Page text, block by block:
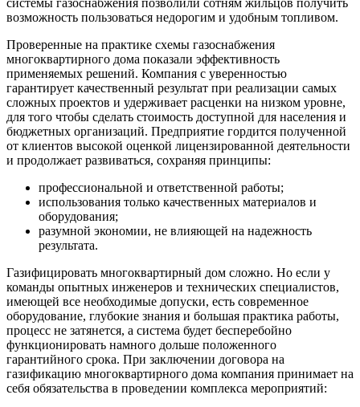
возможность пользоваться недорогим и удобным топливом.
Проверенные на практике схемы газоснабжения
многоквартирного дома показали эффективность
применяемых решений. Компания с уверенностью
гарантирует качественный результат при реализации самых
сложных проектов и удерживает расценки на низком уровне,
для того чтобы сделать стоимость доступной для населения и
бюджетных организаций. Предприятие гордится полученной
от клиентов высокой оценкой лицензированной деятельности
и продолжает развиваться, сохраняя принципы:
профессиональной и ответственной работы;
использования только качественных материалов и
оборудования;
разумной экономии, не влияющей на надежность
результата.
Газифицировать многоквартирный дом сложно. Но если у
команды опытных инженеров и технических специалистов,
имеющей все необходимые допуски, есть современное
оборудование, глубокие знания и большая практика работы,
процесс не затянется, а система будет бесперебойно
функционировать намного дольше положенного
гарантийного срока. При заключении договора на
газификацию многоквартирного дома компания принимает на
себя обязательства в проведении комплекса мероприятий: